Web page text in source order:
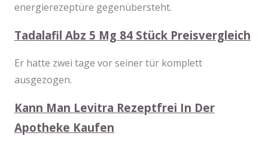
energierezeptüre gegenübersteht.
Tadalafil Abz 5 Mg 84 Stück Preisvergleich
Er hatte zwei tage vor seiner tür komplett
ausgezogen.
Kann Man Levitra Rezeptfrei In Der
Apotheke Kaufen